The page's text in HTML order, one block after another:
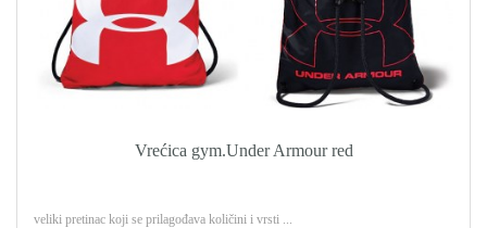
Vrećica gym.Under Armour red
veliki pretinac koji se prilagođava količini i vrsti ...